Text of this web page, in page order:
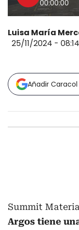
00:00:00
Luisa María
25/11/2024 - 08:14
Añadir
Summit
Argos tiene